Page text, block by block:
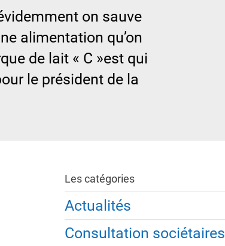
on sauve
alimentation qu’on
de lait « C »est qui
le président de la
Les catégories
Actualités
Consultation sociétaires